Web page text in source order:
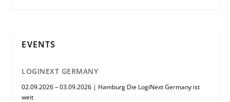
EVENTS
LOGINEXT GERMANY
02.09.2026 – 03.09.2026 | Hamburg Die LogiNext Germany ist
weit